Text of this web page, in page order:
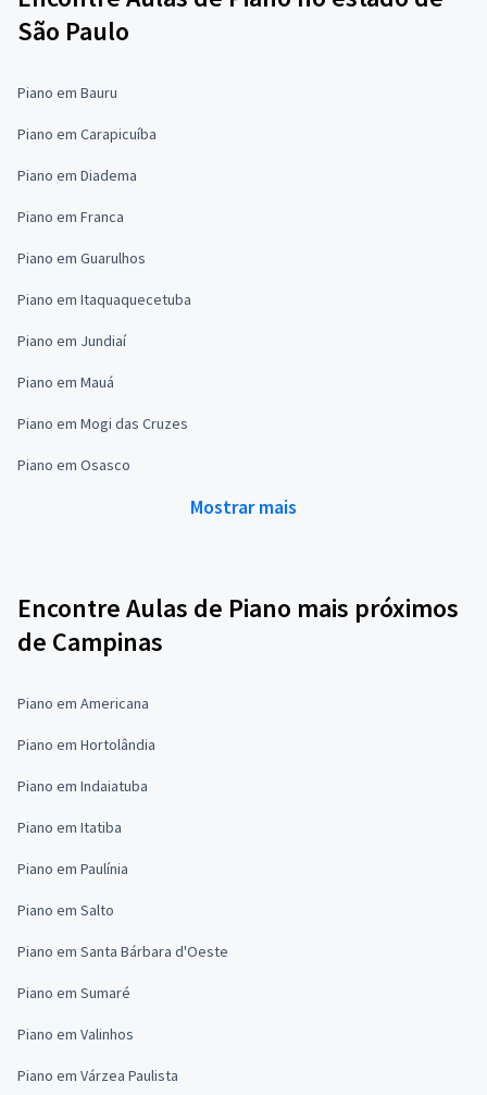
São Paulo
Piano em Bauru
Piano em Carapicuíba
Piano em Diadema
Piano em Franca
Piano em Guarulhos
Piano em Itaquaquecetuba
Piano em Jundiaí
Piano em Mauá
Piano em Mogi das Cruzes
Piano em Osasco
Mostrar mais
Encontre Aulas de Piano mais próximos
de Campinas
Piano em Americana
Piano em Hortolândia
Piano em Indaiatuba
Piano em Itatiba
Piano em Paulínia
Piano em Salto
Piano em Santa Bárbara d'Oeste
Piano em Sumaré
Piano em Valinhos
Piano em Várzea Paulista